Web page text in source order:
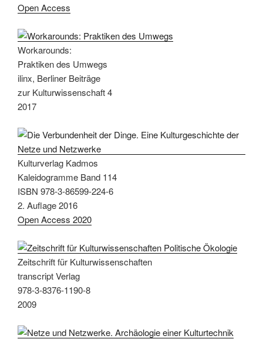
Open Access
Workarounds:
Praktiken des Umwegs
ilinx, Berliner Beiträge
zur Kulturwissenschaft 4
2017
Kulturverlag Kadmos
Kaleidogramme Band 114
ISBN 978-3-86599-224-6
2. Auflage 2016
Open Access 2020
Zeitschrift für Kulturwissenschaften
transcript Verlag
978-3-8376-1190-8
2009